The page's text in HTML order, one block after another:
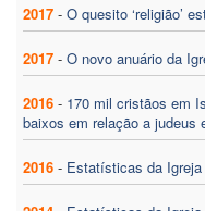
2017 - O quesito ‘religião’
2017 - O novo anuário da
2016 - 170 mil cristãos em
baixos em relação a judeus
2016 - Estatísticas da